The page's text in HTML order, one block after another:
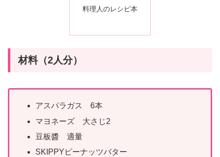
料理人のレシピ本
材料（2人分）
アスパラガス 6本
マヨネーズ 大さじ2
豆板醬 適量
SKIPPYピーナッツバター